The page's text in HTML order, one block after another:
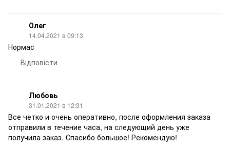
Олег
14.04.2021 в 09:13
Нормас
Відповісти
Любовь
31.01.2021 в 12:31
Все четко и очень оперативно, после оформления заказа
отправили в течение часа, на следующий день уже
получила заказ. Спасибо большое! Рекомендую!